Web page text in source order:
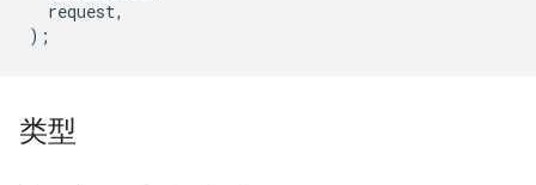
request,
);
类型